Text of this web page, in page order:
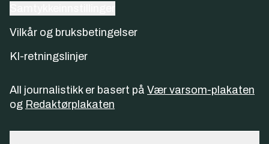
Vilkår og bruksbetingelser
KI-retningslinjer
All journalistikk er basert på Vær varsom-plakaten
og Redaktørplakaten